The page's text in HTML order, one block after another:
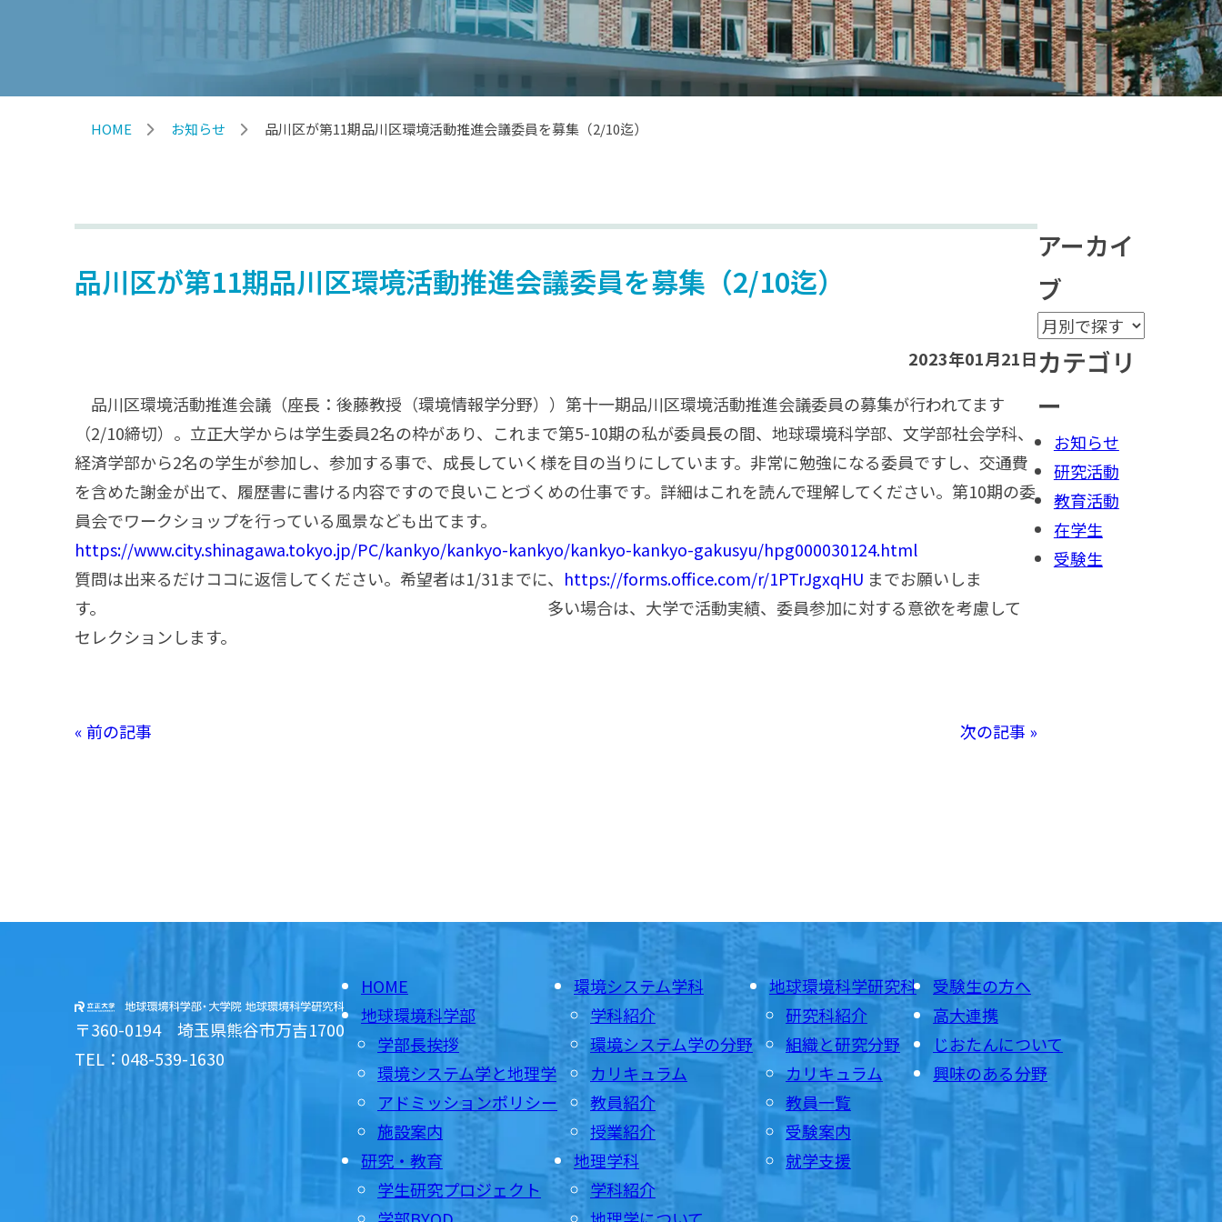
HOME お知らせ 品川区が第11期品川区環境活動推進会議委員を募集（2/10迄）
品川区が第11期品川区環境活動推進会議委員を募集（2/10迄）
2023年01月21日
品川区環境活動推進会議（座長：後藤教授（環境情報学分野））第十一期品川区環境活動推進会議委員の募集が行われてます
（2/10締切）。立正大学からは学生委員2名の枠があり、これまで第5-10期の私が委員長の間、地球環境科学部、文学部社会学科、
経済学部から2名の学生が参加し、参加する事で、成長していく様を目の当りにしています。非常に勉強になる委員ですし、交通費
を含めた謝金が出て、履歴書に書ける内容ですので良いことづくめの仕事です。詳細はこれを読んで理解してください。第10期の委
員会でワークショップを行っている風景なども出てます。
https://www.city.shinagawa.tokyo.jp/PC/kankyo/kankyo-kankyo/kankyo-kankyo-gakusyu/hpg000030124.html
質問は出来るだけココに返信してください。希望者は1/31までに、 https://forms.office.com/r/1PTrJgxqHU までお願いしま
す。 多い場合は、大学で活動実績、委員参加に対する意欲を考慮して
セレクションします。
« 前の記事 次の記事 »
アーカイ
ブ
カテゴリ
ー
お知らせ
研究活動
教育活動
在学生
受験生
〒360-0194 埼玉県熊谷市万吉1700
TEL：048-539-1630
HOME
地球環境科学部
学部長挨拶
環境システム学と地理学
アドミッションポリシー
施設案内
研究・教育
学生研究プロジェクト
環境システム学科
学科紹介
環境システム学の分野
カリキュラム
教員紹介
授業紹介
地理学科
学科紹介
地球環境科学研究科
研究科紹介
組織と研究分野
カリキュラム
教員一覧
受験案内
就学支援
受験生の方へ
高大連携
じおたんについて
興味のある分野